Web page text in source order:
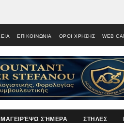
ΕΠΙΚΟΙΝΩΝΙΑ ΟΡΟΙ ΧΡΗΣΗΣ WEB
ΜΑΓΕΙΡΈΨΩ ΣΉΜΕΡΑ ΣΤΗΛΕΣ